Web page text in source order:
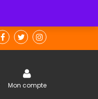
Mon compte